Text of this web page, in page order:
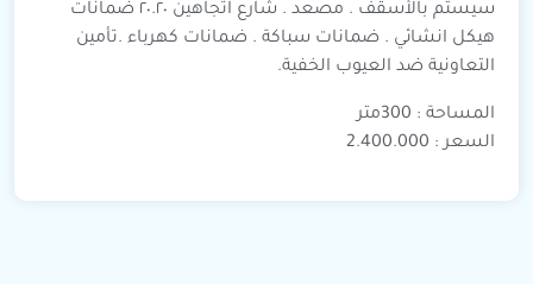
سيستم بالأسقف . مصعد . شارع اتجاهين ٢٠.٢٠ ضمانات
هيكل انشائي . ضمانات سباكة . ضمانات كهرباء .تأمين
التعاونية ضد العيوب الخفية.
المساحة : 300متر
السعر : 2.400.000